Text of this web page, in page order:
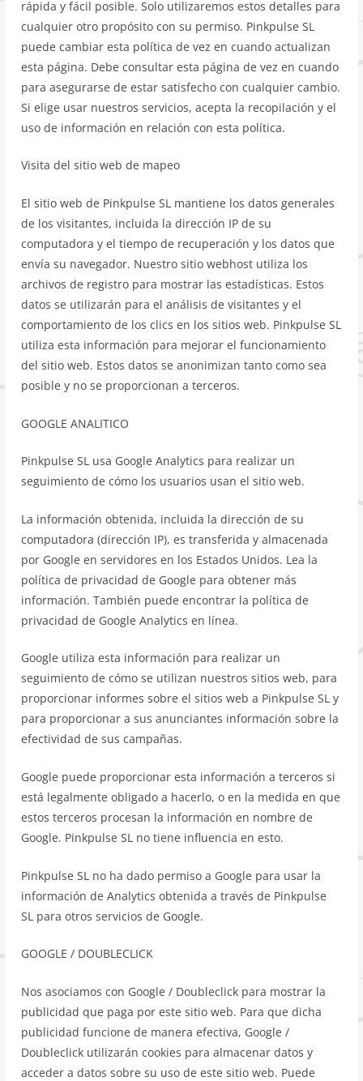
rápida y fácil posible. Solo utilizaremos estos detalles para
cualquier otro propósito con su permiso. Pinkpulse SL
puede cambiar esta política de vez en cuando actualizan
esta página. Debe consultar esta página de vez en cuando
para asegurarse de estar satisfecho con cualquier cambio.
Si elige usar nuestros servicios, acepta la recopilación y el
uso de información en relación con esta política.
Visita del sitio web de mapeo
El sitio web de Pinkpulse SL mantiene los datos generales
de los visitantes, incluida la dirección IP de su
computadora y el tiempo de recuperación y los datos que
envía su navegador. Nuestro sitio webhost utiliza los
archivos de registro para mostrar las estadísticas. Estos
datos se utilizarán para el análisis de visitantes y el
comportamiento de los clics en los sitios web. Pinkpulse SL
utiliza esta información para mejorar el funcionamiento
del sitio web. Estos datos se anonimizan tanto como sea
posible y no se proporcionan a terceros.
GOOGLE ANALITICO
Pinkpulse SL usa Google Analytics para realizar un
seguimiento de cómo los usuarios usan el sitio web.
La información obtenida, incluida la dirección de su
computadora (dirección IP), es transferida y almacenada
por Google en servidores en los Estados Unidos. Lea la
política de privacidad de Google para obtener más
información. También puede encontrar la política de
privacidad de Google Analytics en línea.
Google utiliza esta información para realizar un
seguimiento de cómo se utilizan nuestros sitios web, para
proporcionar informes sobre el sitios web a Pinkpulse SL y
para proporcionar a sus anunciantes información sobre la
efectividad de sus campañas.
Google puede proporcionar esta información a terceros si
está legalmente obligado a hacerlo, o en la medida en que
estos terceros procesan la información en nombre de
Google. Pinkpulse SL no tiene influencia en esto.
Pinkpulse SL no ha dado permiso a Google para usar la
información de Analytics obtenida a través de Pinkpulse
SL para otros servicios de Google.
GOOGLE / DOUBLECLICK
Nos asociamos con Google / Doubleclick para mostrar la
publicidad que paga por este sitio web. Para que dicha
publicidad funcione de manera efectiva, Google /
Doubleclick utilizarán cookies para almacenar datos y
acceder a datos sobre su uso de este sitio web. Puede